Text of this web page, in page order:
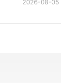
2026-08-05